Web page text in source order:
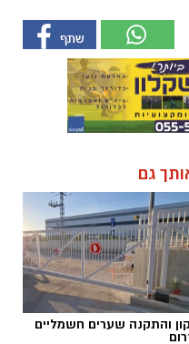
גם
והתקנה שערים חשמליים